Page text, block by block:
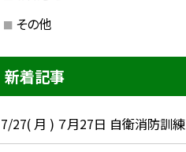
その他
新着記事
7/27( 月 ) ７月27日 自衛消防訓練